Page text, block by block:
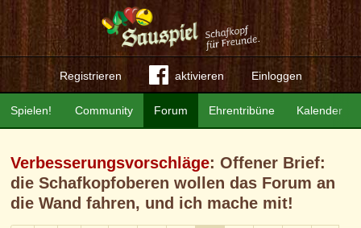
Registrieren aktivieren Einloggen
Community Forum Ehrentribüne Kalender
Spielen!
Verbesserungsvorschläge: Offener Brief:
die Schafkopfoberen wollen das Forum an
die Wand fahren, und ich mache mit!